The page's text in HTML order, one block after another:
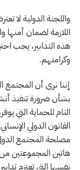
واللجنة الدولية لا
اللازمة لضمان أمنها
هذه التدابير، يجب
وكرامتهم.
إننا نرى أن
بشأن ضرورة تنفيذ
التام للحماية التي
القانون الدولي
مصلحة المجتمع
هاتين المجموعتين من
نفسها التي تعتزم